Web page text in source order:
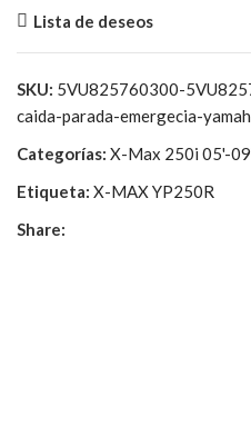
Lista de deseos
SKU: 5VU825760300-
caida-parada-emergecia-
Categorías: X-Max 250i 05'-
Etiqueta: X-MAX YP250R
Share: